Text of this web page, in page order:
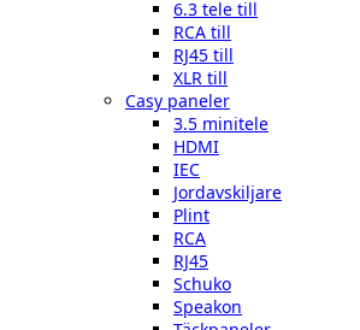
6.3 tele till
RCA till
RJ45 till
XLR till
Casy paneler
3.5 minitele
HDMI
IEC
Jordavskiljare
Plint
RCA
RJ45
Schuko
Speakon